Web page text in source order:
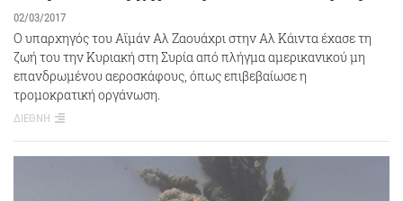
02/03/2017
Ο υπαρχηγός του Αϊμάν Αλ Ζαουάχρι στην Αλ Κάιντα έχασε τη
ζωή του την Κυριακή στη Συρία από πλήγμα αμερικανικού μη
επανδρωμένου αεροσκάφους, όπως επιβεβαίωσε η
τρομοκρατική οργάνωση.
ΔΙΕΘΝΗ